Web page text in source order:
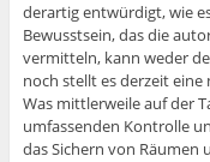
derartig entwürdigt, wie
Bewusstsein, das die
vermitteln, kann weder
noch stellt es derzeit
Was mittlerweile auf der
umfassenden Kontrolle
das Sichern von Räumen